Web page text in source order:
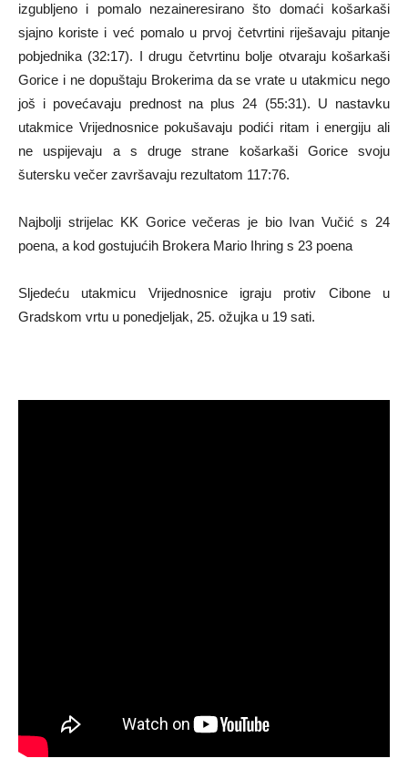
izgubljeno i pomalo nezaineresirano što domaći košarkaši
sjajno koriste i već pomalo u prvoj četvrtini riješavaju pitanje
pobjednika (32:17). I drugu četvrtinu bolje otvaraju košarkaši
Gorice i ne dopuštaju Brokerima da se vrate u utakmicu nego
još i povećavaju prednost na plus 24 (55:31). U nastavku
utakmice Vrijednosnice pokušavaju podići ritam i energiju ali
ne uspijevaju a s druge strane košarkaši Gorice svoju
šutersku večer završavaju rezultatom 117:76.
Najbolji strijelac KK Gorice večeras je bio Ivan Vučić s 24
poena, a kod gostujućih Brokera Mario Ihring s 23 poena
Sljedeću utakmicu Vrijednosnice igraju protiv Cibone u
Gradskom vrtu u ponedjeljak, 25. ožujka u 19 sati.